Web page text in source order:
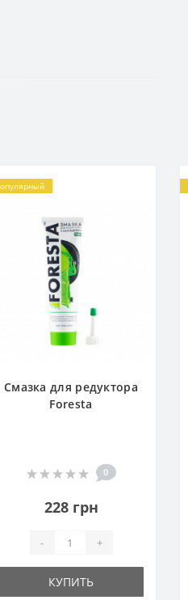
Смазка для редуктора
Foresta
0
228 грн
- +
КУПИТЬ